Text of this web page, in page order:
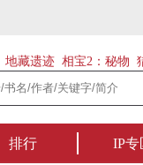
地藏遗迹 相宝2：秘物
排行 IP专